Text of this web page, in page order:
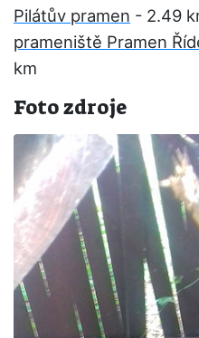
Pilátův pramen - 2.49
prameniště Pramen
km
Foto zdroje